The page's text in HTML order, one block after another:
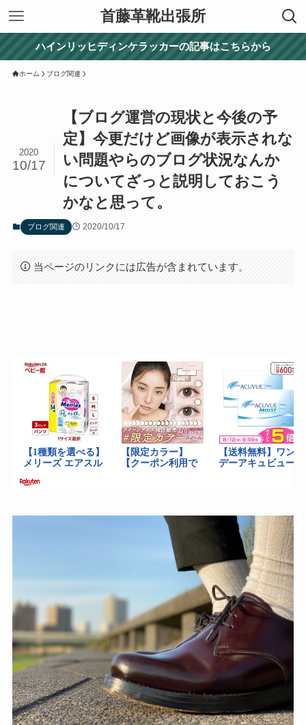
首藤革靴出張所
ハインリッヒディンケラッカーの記事はこちらから
ホーム ブログ関連
【ブログ運営の現状と今後の予
定】今更だけど画像が表示されな
い問題やらのブログ状況なんか
についてざっと説明しておこう
かなと思って。
2020
10/17
ブログ関連 2020/10/17
当ページのリンクには広告が含まれています。